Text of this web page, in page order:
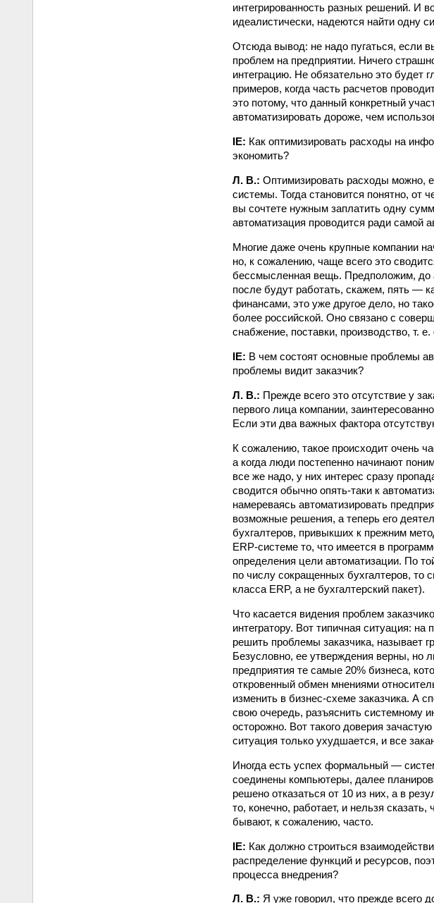
интегрированность разных решений. И
идеалистически, надеются найти одну
Отсюда вывод: не надо пугаться, если
проблем на предприятии. Ничего
интеграцию. Не обязательно это будет
примеров, когда часть расчетов
это потому, что данный конкретный
автоматизировать дороже, чем
IE: Как оптимизировать расходы на
экономить?
Л. В.: Оптимизировать расходы можно,
системы. Тогда становится понятно, от
вы сочтете нужным заплатить одну
автоматизация проводится ради самой
Многие даже очень крупные компании
но, к сожалению, чаще всего это
бессмысленная вещь. Предположим, до
после будут работать, скажем, пять —
финансами, это уже другое дело, но
более российской. Оно связано с
снабжение, поставки, производство, т.
IE: В чем состоят основные проблемы
проблемы видит заказчик?
Л. В.: Прежде всего это отсутствие у
первого лица компании,
Если эти два важных фактора
К сожалению, такое происходит очень
а когда люди постепенно начинают
все же надо, у них интерес сразу
сводится обычно опять-таки к
намереваясь автоматизировать
возможные решения, а теперь его
бухгалтеров, привыкших к прежним
ERP-системе то, что имеется в
определения цели автоматизации. По
по числу сокращенных бухгалтеров, то
класса ERP, а не бухгалтерский пакет).
Что касается видения проблем
интегратору. Вот типичная ситуация: на
решить проблемы заказчика, называет
Безусловно, ее утверждения верны, но
предприятия те самые 20% бизнеса,
откровенный обмен мнениями
изменить в бизнес-схеме заказчика. А
свою очередь, разъяснить системному
осторожно. Вот такого доверия
ситуация только ухудшается, и все
Иногда есть успех формальный —
соединены компьютеры, далее
решено отказаться от 10 из них, а в
то, конечно, работает, и нельзя
бывают, к сожалению, часто.
IE: Как должно строиться
распределение функций и ресурсов,
процесса внедрения?
Л. В.: Я уже говорил, что прежде всего